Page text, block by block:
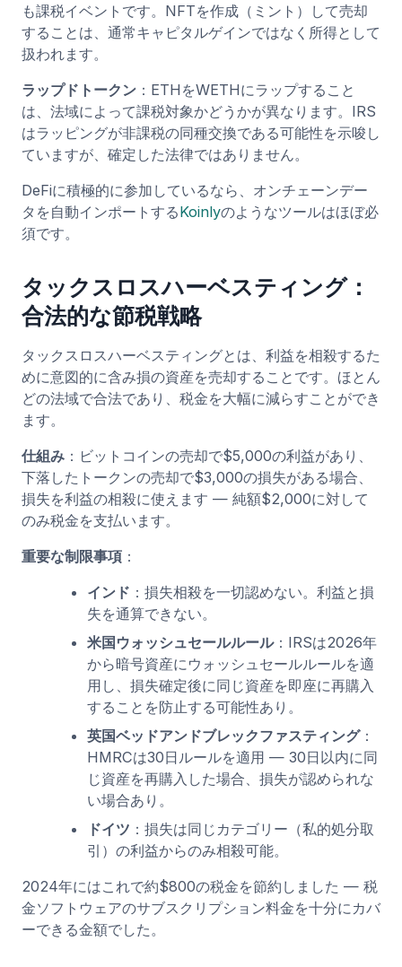
も課税イベントです。NFTを作成（ミント）して売却
することは、通常キャピタルゲインではなく所得として
扱われます。
ラップドトークン ：ETHをWETHにラップすること
は、法域によって課税対象かどうかが異なります。IRS
はラッピングが非課税の同種交換である可能性を示唆し
ていますが、確定した法律ではありません。
DeFiに積極的に参加しているなら、オンチェーンデー
タを自動インポートするKoinlyのようなツールはほぼ必
須です。
タックスロスハーベスティング：
合法的な節税戦略
タックスロスハーベスティングとは、利益を相殺するた
めに意図的に含み損の資産を売却することです。ほとん
どの法域で合法であり、税金を大幅に減らすことができ
ます。
仕組み ：ビットコインの売却で$5,000の利益があり、
下落したトークンの売却で$3,000の損失がある場合、
損失を利益の相殺に使えます — 純額$2,000に対して
のみ税金を支払います。
重要な制限事項 ：
インド ：損失相殺を一切認めない。利益と損
失を通算できない。
米国ウォッシュセールルール：IRSは2026年
から暗号資産にウォッシュセールルールを適
用し、損失確定後に同じ資産を即座に再購入
することを防止する可能性あり。
英国ベッドアンドブレックファスティング：
HMRCは30日ルールを適用 — 30日以内に同
じ資産を再購入した場合、損失が認められな
い場合あり。
ドイツ ：損失は同じカテゴリー（私的処分取
引）の利益からのみ相殺可能。
2024年にはこれで約$800の税金を節約しました — 税
金ソフトウェアのサブスクリプション料金を十分にカバ
ーできる金額でした。